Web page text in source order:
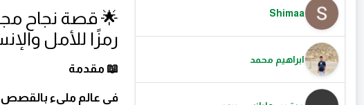
Shimaa
ابراهيم محمد
🌟 قصة نجاح
رمزًا للأمل
📖 مقدمة
في عالم مليء